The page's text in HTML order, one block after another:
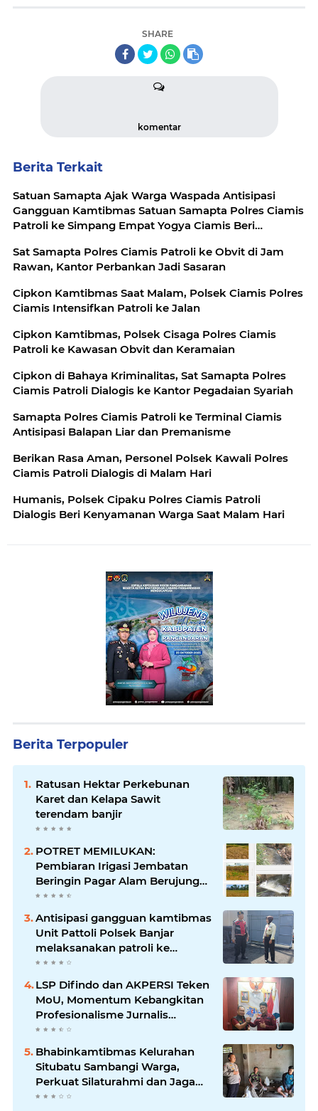
SHARE
komentar
Berita Terkait
Satuan Samapta Ajak Warga Waspada Antisipasi
Gangguan Kamtibmas Satuan Samapta Polres Ciamis
Patroli ke Simpang Empat Yogya Ciamis Beri
Samapta Polres Ciamis Beri Himbauan Kamtibmas ke
Warga
Sat Samapta Polres Ciamis Patroli ke Obvit di Jam
Rawan, Kantor Perbankan Jadi Sasaran
Cipkon Kamtibmas Saat Malam, Polsek Ciamis Polres
Ciamis Intensifkan Patroli ke Jalan
Cipkon Kamtibmas, Polsek Cisaga Polres Ciamis
Patroli ke Kawasan Obvit dan Keramaian
Cipkon di Bahaya Kriminalitas, Sat Samapta Polres
Ciamis Patroli Dialogis ke Kantor Pegadaian Syariah
Samapta Polres Ciamis Patroli ke Terminal Ciamis
Antisipasi Balapan Liar dan Premanisme
Berikan Rasa Aman, Personel Polsek Kawali Polres
Ciamis Patroli Dialogis di Malam Hari
Humanis, Polsek Cipaku Polres Ciamis Patroli
Dialogis Beri Kenyamanan Warga Saat Malam Hari
Berita Terpopuler
Ratusan Hektar Perkebunan
Karet dan Kelapa Sawit
terendam banjir
POTRET MEMILUKAN:
Pembiaran Irigasi Jembatan
Beringin Pagar Alam Berujung
'Bencana' Bagi Petani
Antisipasi gangguan kamtibmas
Unit Pattoli Polsek Banjar
melaksanakan patroli ke
tempat-tempat keramaian di
wilayah hukum
LSP Difindo dan AKPERSI Teken
MoU, Momentum Kebangkitan
Profesionalisme Jurnalis
Nasional
Bhabinkamtibmas Kelurahan
Situbatu Sambangi Warga,
Perkuat Silaturahmi dan Jaga
Kondusivitas Wilayah